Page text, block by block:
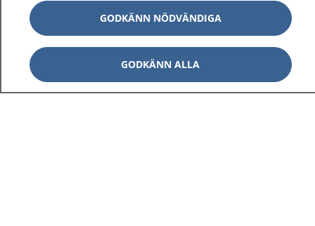
1177 på flera språk Visa
Om 1177 Visa
Kontakt Visa
GODKÄNN NÖDVÄNDIGA
GODKÄNN ALLA